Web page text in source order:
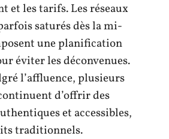
et les tarifs. Les réseaux
saturés dès la mi-
une planification
éviter les déconvenues.
l’affluence, plusieurs
d’offrir des
et accessibles,
traditionnels.